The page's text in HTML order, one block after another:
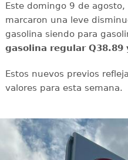
Este domingo 9 de
marcaron una leve
gasolina siendo para
gasolina regular Q38.89
Estos nuevos previos
valores para esta semana.